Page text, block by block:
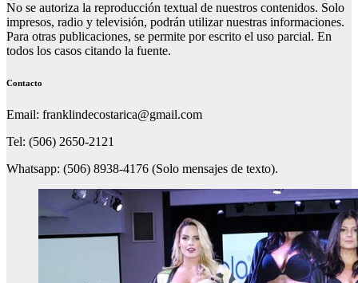
No se autoriza la reproducción textual de nuestros contenidos. Solo
impresos, radio y televisión, podrán utilizar nuestras informaciones.
Para otras publicaciones, se permite por escrito el uso parcial. En
todos los casos citando la fuente.
Contacto
Email: franklindecostarica@gmail.com
Tel: (506) 2650-2121
Whatsapp: (506) 8938-4176 (Solo mensajes de texto).